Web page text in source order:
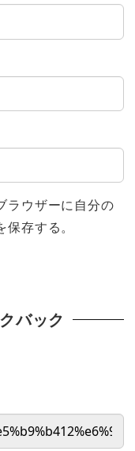
ラウザーに自分の
存する。
バック